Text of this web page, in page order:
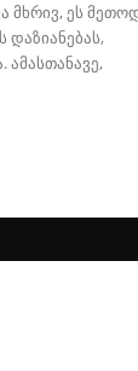
მხრივ, ეს
დაზიანებას,